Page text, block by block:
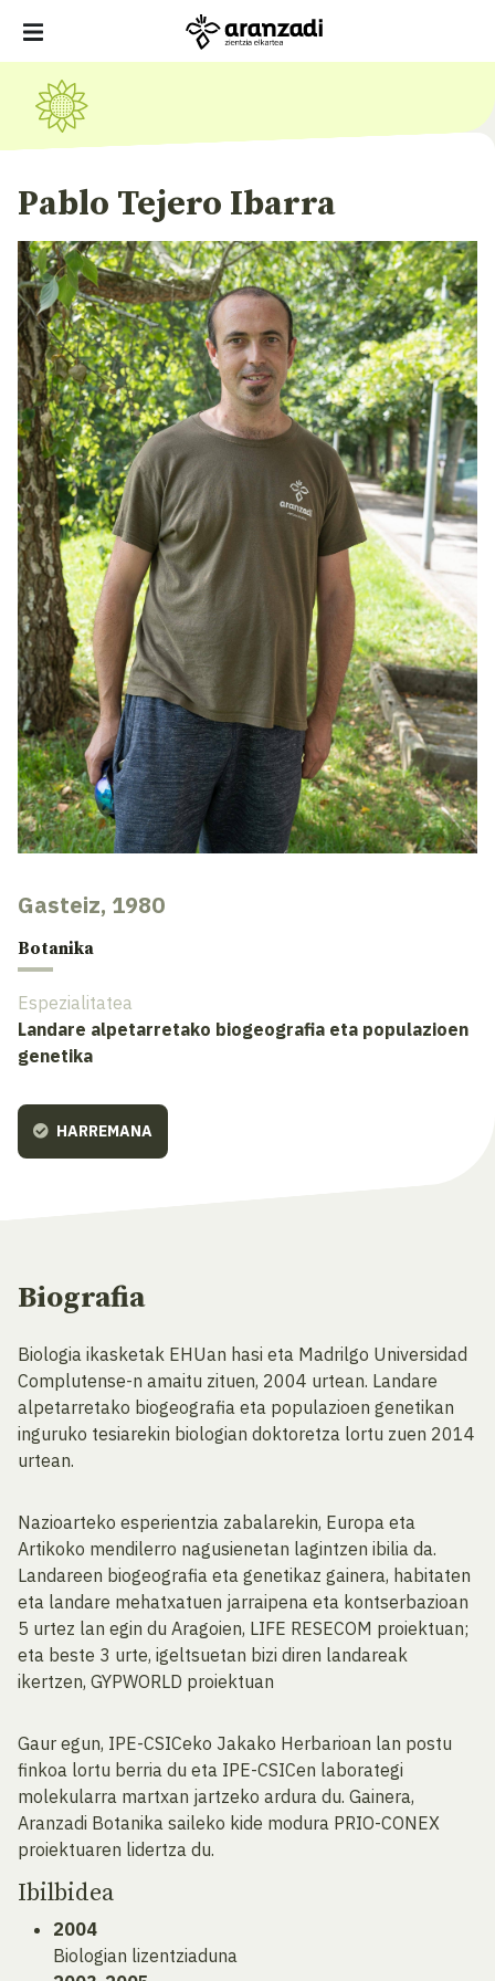
Pablo Tejero Ibarra
Gasteiz, 1980
Botanika
Espezialitatea
Landare alpetarretako biogeografia eta populazioen
genetika
HARREMANA
Biografia
Biologia ikasketak EHUan hasi eta Madrilgo Universidad
Complutense-n amaitu zituen, 2004 urtean. Landare
alpetarretako biogeografia eta populazioen genetikan
inguruko tesiarekin biologian doktoretza lortu zuen 2014
urtean.
Nazioarteko esperientzia zabalarekin, Europa eta
Artikoko mendilerro nagusienetan lagintzen ibilia da.
Landareen biogeografia eta genetikaz gainera, habitaten
eta landare mehatxatuen jarraipena eta kontserbazioan
5 urtez lan egin du Aragoien, LIFE RESECOM proiektuan;
eta beste 3 urte, igeltsuetan bizi diren landareak
ikertzen, GYPWORLD proiektuan
Gaur egun, IPE-CSICeko Jakako Herbarioan lan postu
finkoa lortu berria du eta IPE-CSICen laborategi
molekularra martxan jartzeko ardura du. Gainera,
Aranzadi Botanika saileko kide modura PRIO-CONEX
proiektuaren lidertza du.
Ibilbidea
2004
Biologian lizentziaduna